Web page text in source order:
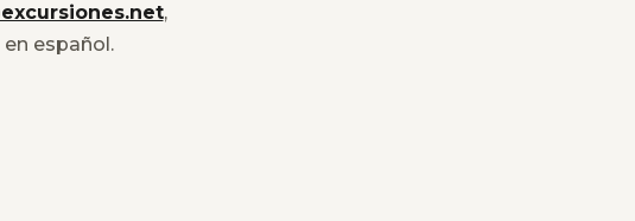
,
español.